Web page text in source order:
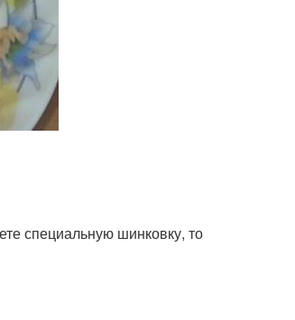
специальную шинковку, то